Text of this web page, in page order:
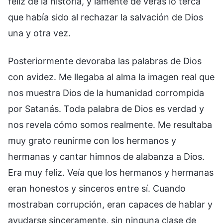
que había sido al rechazar la salvación de Dios
una y otra vez.
Posteriormente devoraba las palabras de Dios
con avidez. Me llegaba al alma la imagen real que
nos muestra Dios de la humanidad corrompida
por Satanás. Toda palabra de Dios es verdad y
nos revela cómo somos realmente. Me resultaba
muy grato reunirme con los hermanos y
hermanas y cantar himnos de alabanza a Dios.
Era muy feliz. Veía que los hermanos y hermanas
eran honestos y sinceros entre sí. Cuando
mostraban corrupción, eran capaces de hablar y
ayudarse sinceramente, sin ninguna clase de